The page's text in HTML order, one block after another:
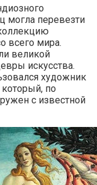
могла перевезти
всего мира.
великой
искусства.
художник
по
с известной